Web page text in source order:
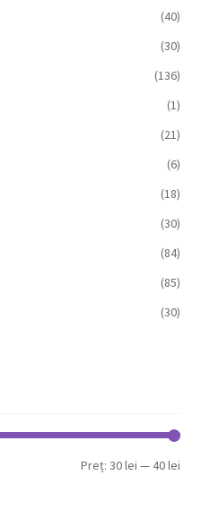
(40)
(30)
(136)
(1)
(21)
(6)
(18)
(30)
(84)
(85)
(30)
Preț:30 lei —40 lei